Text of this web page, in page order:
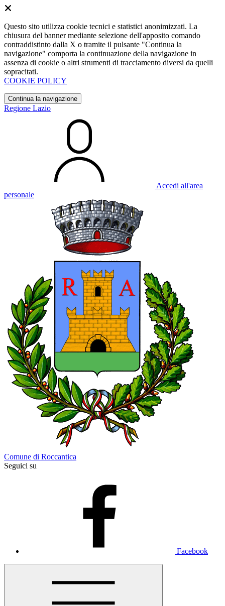
Questo sito utilizza cookie tecnici e statistici anonimizzati. La
chiusura del banner mediante selezione dell'apposito comando
contraddistinto dalla X o tramite il pulsante "Continua la
navigazione" comporta la continuazione della navigazione in
assenza di cookie o altri strumenti di tracciamento diversi da quelli
sopracitati.
COOKIE POLICY
Continua la navigazione
Regione Lazio
Accedi all'area
personale
Comune di Roccantica
Seguici su
Facebook